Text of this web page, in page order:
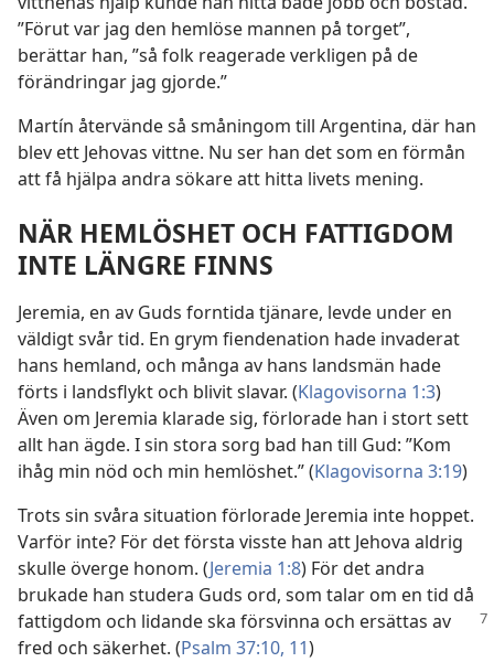
”Förut var jag den hemlöse mannen på torget”,
berättar han, ”så folk reagerade verkligen på de
förändringar jag gjorde.”
Martín återvände så småningom till Argentina, där han
blev ett Jehovas vittne. Nu ser han det som en förmån
att få hjälpa andra sökare att hitta livets mening.
NÄR HEMLÖSHET OCH FATTIGDOM
INTE LÄNGRE FINNS
Jeremia, en av Guds forntida tjänare, levde under en
väldigt svår tid. En grym fiendenation hade invaderat
hans hemland, och många av hans landsmän hade
förts i landsflykt och blivit slavar. (Klagovisorna 1:3)
Även om Jeremia klarade sig, förlorade han i stort sett
allt han ägde. I sin stora sorg bad han till Gud: ”Kom
ihåg min nöd och min hemlöshet.” (Klagovisorna 3:19)
Trots sin svåra situation förlorade Jeremia inte hoppet.
Varför inte? För det första visste han att Jehova aldrig
skulle överge honom. (Jeremia 1:8) För det andra
brukade han studera Guds ord, som talar om en tid då
fattigdom och lidandeska försvinna och ersättas av
fred och säkerhet. (Psalm 37:10, 11)